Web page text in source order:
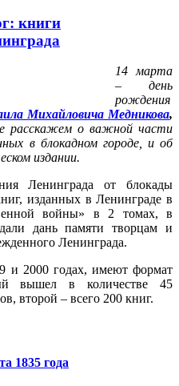
книги
14 марта
– день
рождения
Михайловича Медникова,
расскажем о важной части
в блокадном городе, и об
издании.
Ленинграда от блокады
изданных в Ленинграде в
войны» в 2 томах, в
дань памяти творцам и
Ленинграда.
и 2000 годах, имеют формат
в количестве 45
второй – всего 200 книг.
1835 года